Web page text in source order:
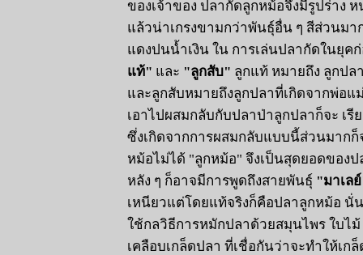
ของเจ้าของ ปลากัดลูกหม้อจึงมีรูปร่าง
แล้วน่าเกรงขามกว่าพันธุ์อื่น ๆ สีส่วนมา
แดงปนน้ำเงิน ใน การเล่นปลากัดในยุ
แท้" และ "ลูกสับ" ลูกแท้ หมายถึง ลูกปล
และลูกสับหมายถึงลูกปลาที่เกิดจากพ่อ
เอาไปผสมกลับกับปลาป่าลูกปลาก็จะ เรี
ซึ่งเกิดจากการผสมกลับแบบนี้ส่วนมาก
หม้อไม่ได้ "ลูกหม้อ" จึงเป็นสุดยอดของ
หลัง ๆ ก็อาจมีการพูดถึงสายพันธุ์ "มาเล
เหนียวแต่โดยแท้จริงก็คือปลาลูกหม้อ นั่
ใช้กลวิธีการหมักปลาด้วยสมุนไพร ใบไ
เคลือบเกล็ดปลา ที่เชื่อกันว่าจะทำให้เ